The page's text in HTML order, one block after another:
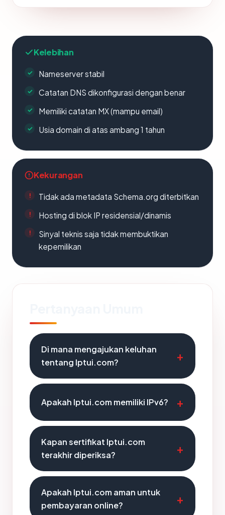
Kelebihan
Nameserver stabil
Catatan DNS dikonfigurasi dengan benar
Memiliki catatan MX (mampu email)
Usia domain di atas ambang 1 tahun
Kekurangan
Tidak ada metadata Schema.org diterbitkan
Hosting di blok IP residensial/dinamis
Sinyal teknis saja tidak membuktikan
kepemilikan
Di mana mengajukan keluhan
tentang lptui.com?
Apakah lptui.com memiliki IPv6?
Kapan sertifikat lptui.com
terakhir diperiksa?
Apakah lptui.com aman untuk
pembayaran online?